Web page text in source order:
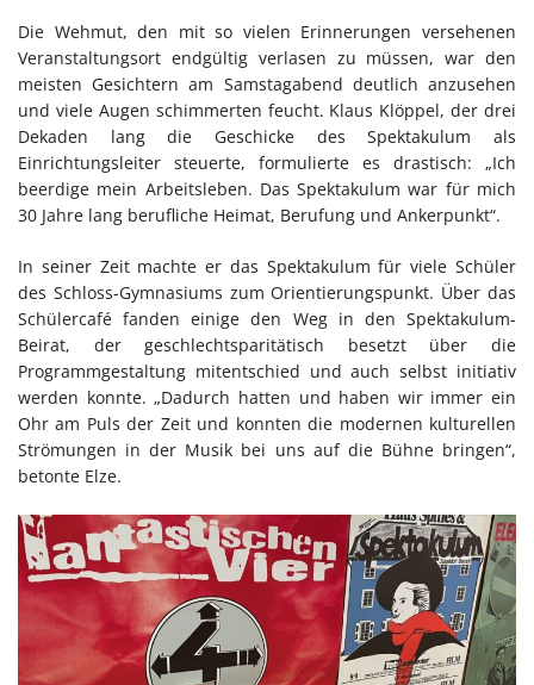
Die Wehmut, den mit so vielen Erinnerungen versehenen
Veranstaltungsort endgültig verlasen zu müssen, war den
meisten Gesichtern am Samstagabend deutlich anzusehen
und viele Augen schimmerten feucht. Klaus Klöppel, der drei
Dekaden lang die Geschicke des Spektakulum als
Einrichtungsleiter steuerte, formulierte es drastisch: „Ich
beerdige mein Arbeitsleben. Das Spektakulum war für mich
30 Jahre lang berufliche Heimat, Berufung und Ankerpunkt“.
In seiner Zeit machte er das Spektakulum für viele Schüler
des Schloss-Gymnasiums zum Orientierungspunkt. Über das
Schülercafé fanden einige den Weg in den Spektakulum-
Beirat, der geschlechtsparitätisch besetzt über die
Programmgestaltung mitentschied und auch selbst initiativ
werden konnte. „Dadurch hatten und haben wir immer ein
Ohr am Puls der Zeit und konnten die modernen kulturellen
Strömungen in der Musik bei uns auf die Bühne bringen“,
betonte Elze.